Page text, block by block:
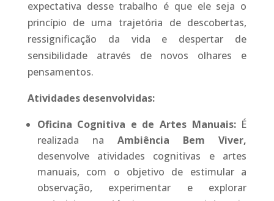
expectativa desse trabalho é que ele seja o
princípio de uma trajetória de descobertas,
ressignificação da vida e despertar de
sensibilidade através de novos olhares e
pensamentos.
Atividades desenvolvidas:
Oficina Cognitiva e de Artes Manuais: É
realizada na Ambiência Bem Viver,
desenvolve atividades cognitivas e artes
manuais, com o objetivo de estimular a
observação, experimentar e explorar